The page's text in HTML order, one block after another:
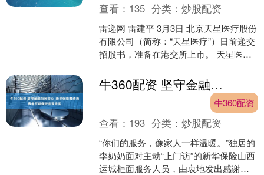
查看： 135 分类：炒股配资
雷递网 雷建平 3月3日 北京天星医疗股份
有限公司（简称：“天星医疗”）日前递交
招股书，准备在港交所上市。 天星医疗
元，但在....
牛360配资 坚守金融为民初心 新华保险推动消费者权益保护走深走实
牛360配资
查看： 193 分类：炒股配资
“你们的服务，像家人一样温暖。”独居的
李奶奶面对主动“上门访”的新华保险山西
运城柜面服务人员，由衷地发出感谢。